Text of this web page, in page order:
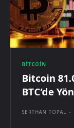
BITCOIN
Bitcoin
BTC’de
SERTHAN TOPAL -